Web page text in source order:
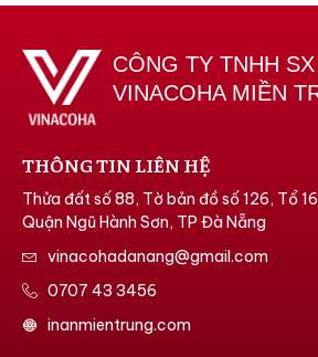
CÔNG TY TNHH
VINACOHA MIỀN
THÔNG TIN LIÊN HỆ
Thửa đất số 88, Tờ bản đồ số 126, Tổ
Quận Ngũ Hành Sơn, TP Đà Nẵng
vinacohadanang@gmail.com
0707 43 3456
inanmientrung.com